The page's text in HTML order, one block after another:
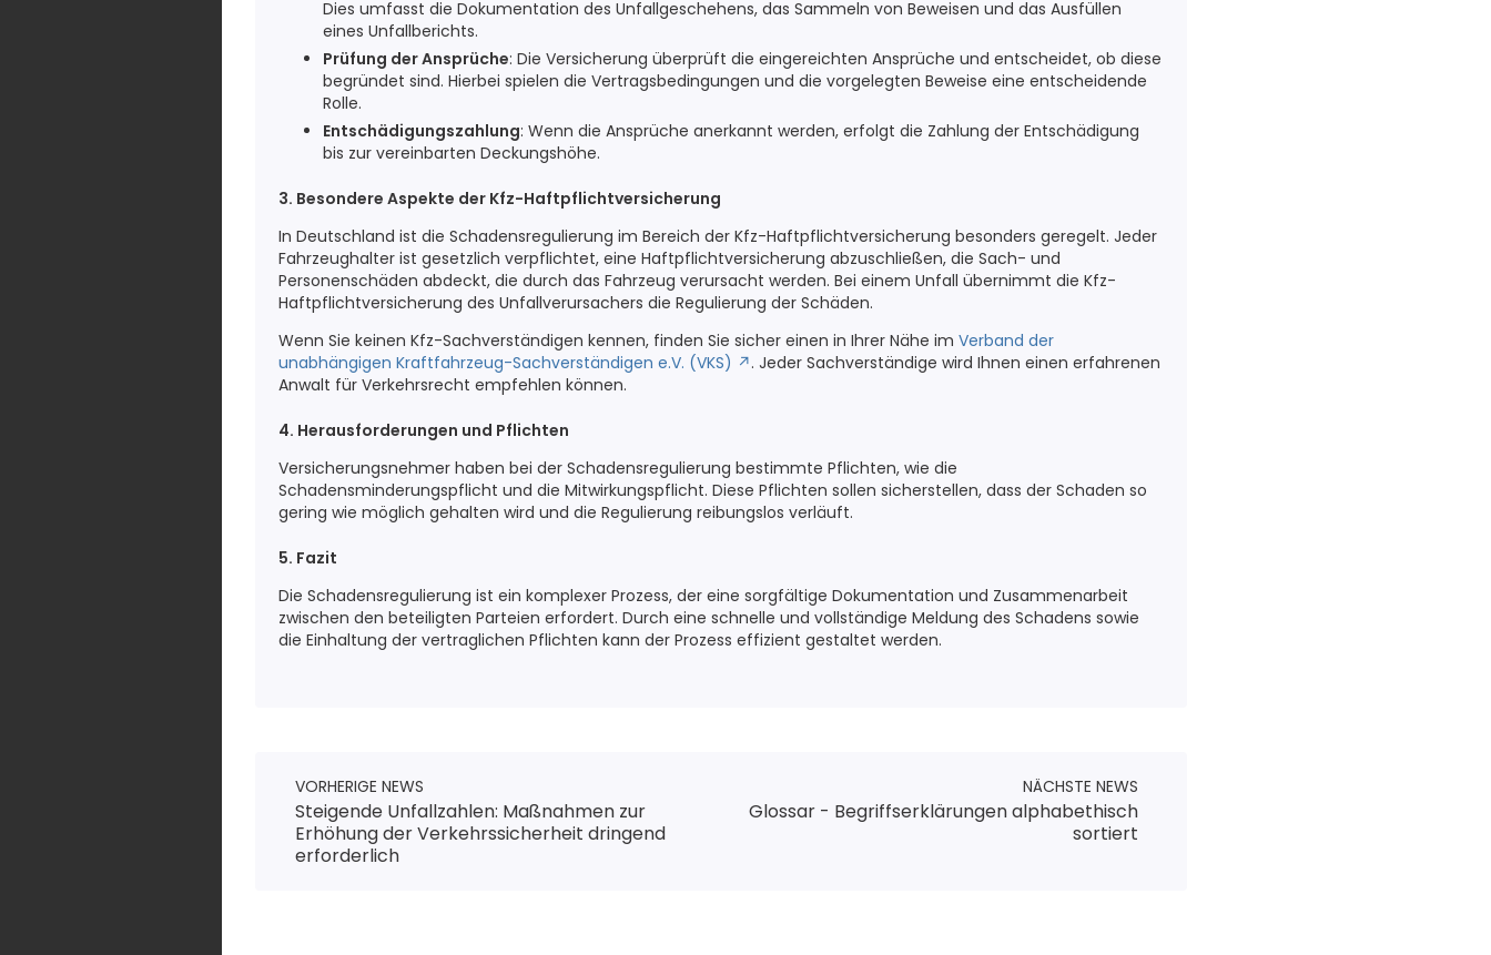
Dies umfasst die Dokumentation des Unfallgeschehens, das Sammeln von Beweisen und das Ausfüllen
eines Unfallberichts.
Prüfung der Ansprüche: Die Versicherung überprüft die eingereichten Ansprüche und entscheidet, ob diese
begründet sind. Hierbei spielen die Vertragsbedingungen und die vorgelegten Beweise eine entscheidende
Rolle.
Entschädigungszahlung: Wenn die Ansprüche anerkannt werden, erfolgt die Zahlung der Entschädigung
bis zur vereinbarten Deckungshöhe.
3. Besondere Aspekte der Kfz-Haftpflichtversicherung
In Deutschland ist die Schadensregulierung im Bereich der Kfz-Haftpflichtversicherung besonders geregelt. Jeder
Fahrzeughalter ist gesetzlich verpflichtet, eine Haftpflichtversicherung abzuschließen, die Sach- und
Personenschäden abdeckt, die durch das Fahrzeug verursacht werden. Bei einem Unfall übernimmt die Kfz-
Haftpflichtversicherung des Unfallverursachers die Regulierung der Schäden.
Wenn Sie keinen Kfz-Sachverständigen kennen, finden Sie sicher einen in Ihrer Nähe im Verband der
unabhängigen Kraftfahrzeug-Sachverständigen e.V. (VKS)
. Jeder Sachverständige wird Ihnen einen erfahrenen
Anwalt für Verkehrsrecht empfehlen können.
4. Herausforderungen und Pflichten
Versicherungsnehmer haben bei der Schadensregulierung bestimmte Pflichten, wie die
Schadensminderungspflicht und die Mitwirkungspflicht. Diese Pflichten sollen sicherstellen, dass der Schaden so
gering wie möglich gehalten wird und die Regulierung reibungslos verläuft.
5. Fazit
Die Schadensregulierung ist ein komplexer Prozess, der eine sorgfältige Dokumentation und Zusammenarbeit
zwischen den beteiligten Parteien erfordert. Durch eine schnelle und vollständige Meldung des Schadens sowie
die Einhaltung der vertraglichen Pflichten kann der Prozess effizient gestaltet werden.
VORHERIGE NEWS
Steigende Unfallzahlen: Maßnahmen zur
Erhöhung der Verkehrssicherheit dringend
erforderlich
NÄCHSTE NEWS
Glossar - Begriffserklärungen alphabethisch
sortiert